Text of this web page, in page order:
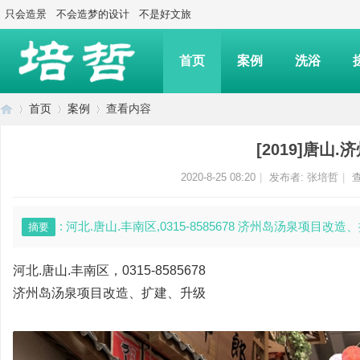
只会造景 不会造梦的设计 不是好文旅
首页 案例 洗浴
首页 案例 查看内容
[2019]唐山.
2020-8-25 08:20 发布者: 张培哲
摘要 : 河北.唐山.丰南区,0315-8585678 济州岛汤泉项目改造
河北.唐山.丰南区，0315-8585678
济州岛汤泉项目改造、扩建、升级